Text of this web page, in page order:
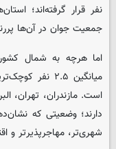
نفر قرار گرفته‌اند؛
جمعیت جوان در آن‌ها
اما هرچه به شمال
میانگین ۲.۵
دارند؛ وضعیتی که
شهری‌تر، مهاجرپذیرتر و